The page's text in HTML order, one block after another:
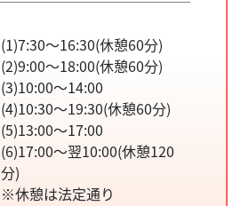
(1)7:30～16:30(休憩60分)
(2)9:00～18:00(休憩60分)
(3)10:00～14:00
(4)10:30～19:30(休憩60分)
(5)13:00～17:00
(6)17:00～翌10:00(休憩120
分)
※休憩は法定通り